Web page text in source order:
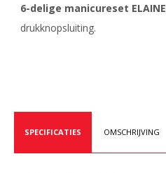
6-delige manicureset ELAINE
drukknopsluiting.
SPECIFICATIES OMSCHRIJVING